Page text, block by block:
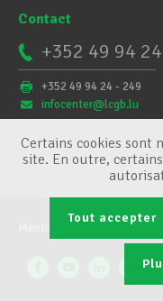
Contact
+352 49 94
+352 49 94 24 - 249
infocenter@lcgb.lu
Certains cookies sont
site. En outre,
Tout accepter